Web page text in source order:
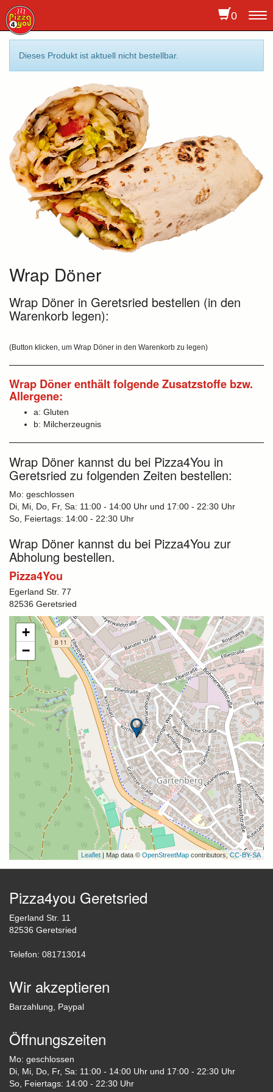
0
Dieses Produkt ist aktuell nicht bestellbar.
Wrap Döner
Wrap Döner in Geretsried bestellen (in den
Warenkorb legen):
(Button klicken, um Wrap Döner in den Warenkorb zu legen)
Wrap Döner enthält folgende Zusatzstoffe bzw.
Allergene:
a: Gluten
b: Milcherzeugnis
Wrap Döner kannst du bei Pizza4You in
Geretsried zu folgenden Zeiten bestellen:
Mo: geschlossen
Di, Mi, Do, Fr, Sa: 11:00 - 14:00 Uhr und 17:00 - 22:30 Uhr
So, Feiertags: 14:00 - 22:30 Uhr
Wrap Döner kannst du bei Pizza4You zur
Abholung bestellen.
Pizza4You
Egerland Str. 77
82536 Geretsried
+
−
Leaflet | Map data © OpenStreetMap contributors,CC-BY-SA
Pizza4you Geretsried
Egerland Str. 11
82536 Geretsried
Telefon: 081713014
Wir akzeptieren
Barzahlung, Paypal
Öffnungszeiten
Mo: geschlossen
Di, Mi, Do, Fr, Sa: 11:00 - 14:00 Uhr und 17:00 - 22:30 Uhr
So, Feiertags: 14:00 - 22:30 Uhr